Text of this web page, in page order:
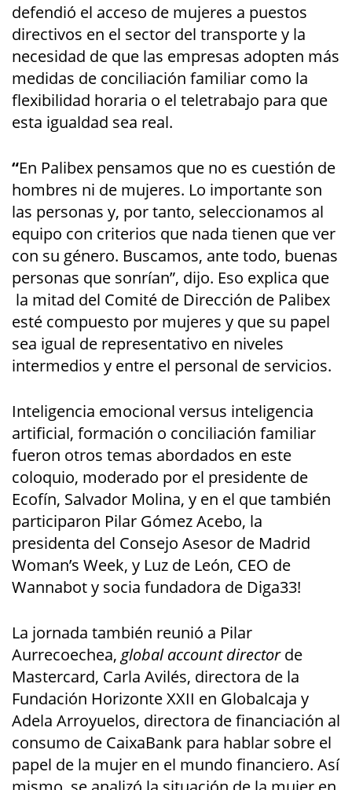
defendió el acceso de mujeres a puestos
directivos en el sector del transporte y la
necesidad de que las empresas adopten más
medidas de conciliación familiar como la
flexibilidad horaria o el teletrabajo para que
esta igualdad sea real.
“En Palibex pensamos que no es cuestión de
hombres ni de mujeres. Lo importante son
las personas y, por tanto, seleccionamos al
equipo con criterios que nada tienen que ver
con su género. Buscamos, ante todo, buenas
personas que sonrían”, dijo. Eso explica que
la mitad del Comité de Dirección de Palibex
esté compuesto por mujeres y que su papel
sea igual de representativo en niveles
intermedios y entre el personal de servicios.
Inteligencia emocional versus inteligencia
artificial, formación o conciliación familiar
fueron otros temas abordados en este
coloquio, moderado por el presidente de
Ecofín, Salvador Molina, y en el que también
participaron Pilar Gómez Acebo, la
presidenta del Consejo Asesor de Madrid
Woman’s Week, y Luz de León, CEO de
Wannabot y socia fundadora de Diga33!
La jornada también reunió a Pilar
Aurrecoechea,global account directorde
Mastercard, Carla Avilés, directora de la
Fundación Horizonte XXII en Globalcaja y
Adela Arroyuelos, directora de financiación al
consumo de CaixaBank para hablar sobre el
papel de la mujer en el mundo financiero. Así